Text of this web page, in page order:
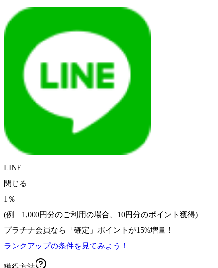
LINE
閉じる
1％
(例：1,000円分のご利用の場合、 10円分のポイント獲得)
プラチナ会員なら
「確定」 ポイントが15%増量！
ランクアップの条件を見てみよう！